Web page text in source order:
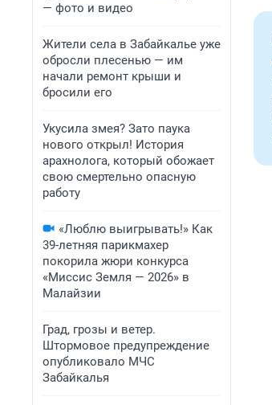
— фото и видео
Жители села в Забайкалье уже
обросли плесенью — им
начали ремонт крыши и
бросили его
Укусила змея? Зато паука
нового открыл! История
арахнолога, который обожает
свою смертельно опасную
работу
«Люблю выигрывать!» Как
39-летняя парикмахер
покорила жюри конкурса
«Миссис Земля — 2026» в
Малайзии
Град, грозы и ветер.
Штормовое предупреждение
опубликовало МЧС
Забайкалья